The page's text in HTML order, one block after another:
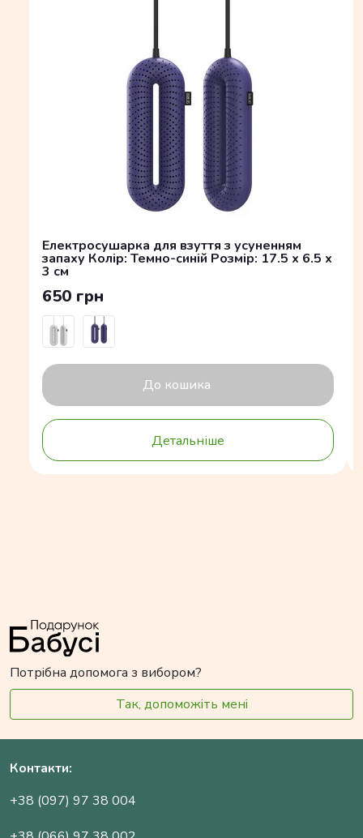
Електросушарка для взуття з усуненням
запаху Колір: Темно-синій Розмір: 17.5 x 6.5 x
3 см
650 грн
До кошика
Детальніше
Потрібна допомога з вибором?
Так, допоможіть мені
Контакти:
+38 (097) 97 38 004